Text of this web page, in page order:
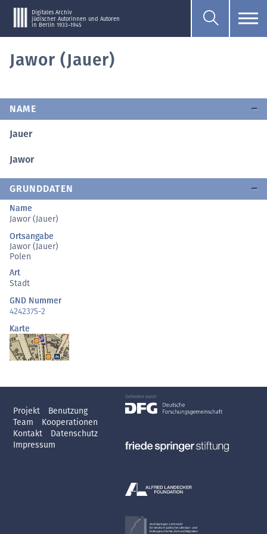
Digitales Archiv
jüdischer Autorinnen und Autoren
in Berlin 1933–1945
Jawor (Jauer)
NAME
Jauer
Jawor
GRUNDDATEN
Name
Jawor (Jauer)
Ortsangabe
Jawor (Jauer)
Polen
Art
Stadt
GND Nummer
4242375-2
Karte
Projekt
Benutzung
Team
Kooperationen
Kontakt
Datenschutz
Impressum
Axel Springer-Lehrstuhl
für deutsch-jüdische Literatur- und
Kulturgeschichte, Exil und Migration